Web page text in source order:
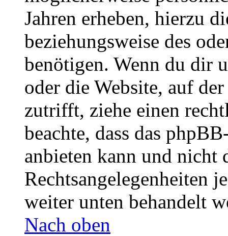
Jahren erheben, hierzu
beziehungsweise des
benötigen. Wenn du dir
oder die Website, auf
zutrifft, ziehe einen
beachte, dass das
anbieten kann und nicht
Rechtsangelegenheiten
weiter unten behandelt
Nach oben